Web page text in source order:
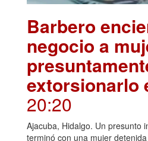
Barbero
negocio a
extorsionarlo
20:20
Ajacuba, Hidalgo. Un presunto
terminó con una mujer